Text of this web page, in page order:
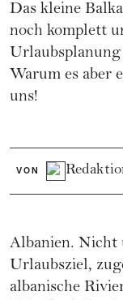
Das kleine
noch komplett
Warum es aber
uns!
VON
Albanien. Nicht
Urlaubsziel,
albanische